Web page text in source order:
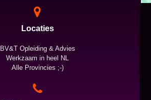
Locaties
BV&T Opleiding & Advies
Werkzaam in heel NL
Alle Provincies ;-)